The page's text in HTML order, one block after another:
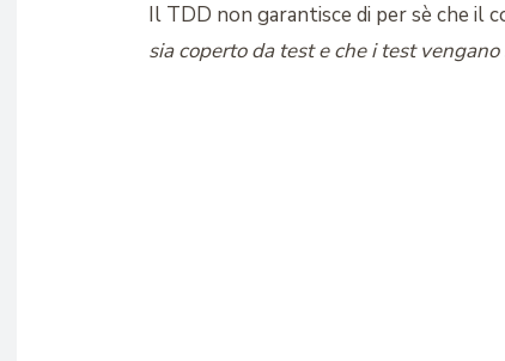
Il TDD non garantisce di per sè che il
sia coperto da test e che i test